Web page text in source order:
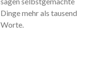
Dinge mehr als tausend
Worte.